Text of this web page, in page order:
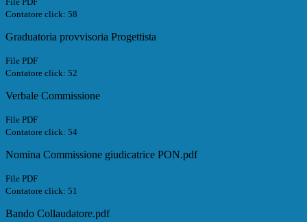
Contatore click: 58
Graduatoria provvisoria Progettista
File PDF
Contatore click: 52
Verbale Commissione
File PDF
Contatore click: 54
Nomina Commissione giudicatrice PON.pdf
File PDF
Contatore click: 51
Bando Collaudatore.pdf